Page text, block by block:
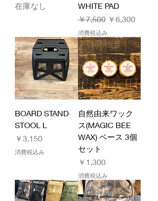
在庫なし
WHITE PAD
通常価格
￥7,500 セール価格
￥6,300
消費税込み
BOARD STAND
STOOL L
価格
￥3,150
消費税込み
自然由来ワック
ス(MAGIC BEE
WAX) ベース 3個
セット
価格
￥1,300
消費税込み